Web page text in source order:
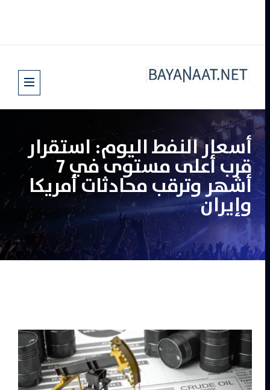
أسعار النفط اليوم: استقرار
قرب أعلى مستوى في 7
أشهر وترقب محادثات أمريكا
وإيران